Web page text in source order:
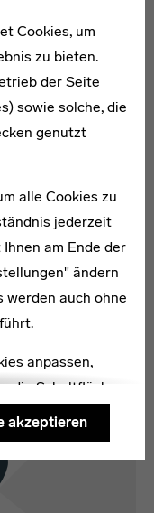
Cookies, um
zu bieten.
der Seite
sowie solche, die
genutzt
alle Cookies zu
jederzeit
am Ende der
ändern
werden auch ohne
anpassen,
die Schaltfläche
akzeptieren
Natur und
den
gehen die
Bereiche
voneinander
die